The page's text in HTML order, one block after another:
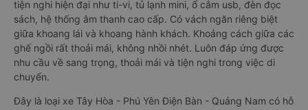
tiện nghi hiện đại như ti-vi, tủ lạnh mini, ổ cắm usb, đèn đọc
sách, hệ thống âm thanh cao cấp. Có vách ngăn riêng biệt
giữa khoang lái và khoang hành khách. Khoảng cách giữa các
ghế ngồi rất thoải mái, không nhồi nhét. Luôn đáp ứng được
nhu cầu về sang trọng, thoải mái và tiện nghi trong việc di
chuyển.
Đây là loại xe Tây Hòa - Phú Yên Điện Bàn - Quảng Nam có hỗ